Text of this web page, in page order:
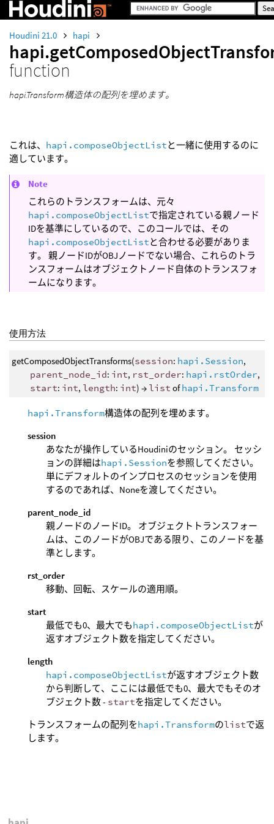
Houdini 21.0 hapi
function
hapi.Transform構造体の配列を埋めます。
これは、 hapi.composeObjectListと一緒に使用するのに
適しています。
Note
これらのトランスフォームは、元々
hapi.composeObjectListで指定されている親ノード
IDを基準にしているので、このコールでは、その
hapi.composeObjectListと合わせる必要がありま
す。 親ノードIDがOBJノードでない場合、これらのトラ
ンスフォームはオブジェクトノード自体のトランスフォ
ームになります。
使用方法
getComposedObjectTransforms(session: hapi.Session,
parent_node_id: int, rst_order: hapi.rstOrder,
start: int, length: int) → list ofhapi.Transform
hapi.Transform構造体の配列を埋めます。
session
あなたが操作しているHoudiniのセッション。 セッシ
ョンの詳細はhapi.Sessionを参照してください。
単にデフォルトのインプロセスのセッションを使用
するのであれば、Noneを渡してください。
parent_node_id
親ノードのノードID。 オブジェクトトランスフォー
ムは、このノードがOBJである限り、このノードを基
準とします。
rst_order
移動、回転、スケールの適用順。
start
最低でも0、最大でもhapi.composeObjectListが
返すオブジェクト数を指定してください。
length
hapi.composeObjectListが返すオブジェクト数
から判断して、ここには最低でも0、最大でもそのオ
ブジェクト数 - startを指定してください。
トランスフォームの配列をhapi.Transformのlistで返
します。